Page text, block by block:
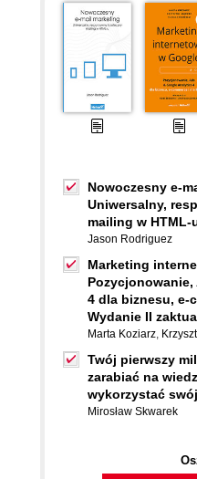
Nowoczesny e-
Uniwersalny,
mailing w HTML-
Jason Rodriguez
Marketing
4 dla biznesu, e-
Wydanie II
Marta Koziarz,
Twój pierwszy
zarabiać na
wykorzystać
Mirosław Skwarek